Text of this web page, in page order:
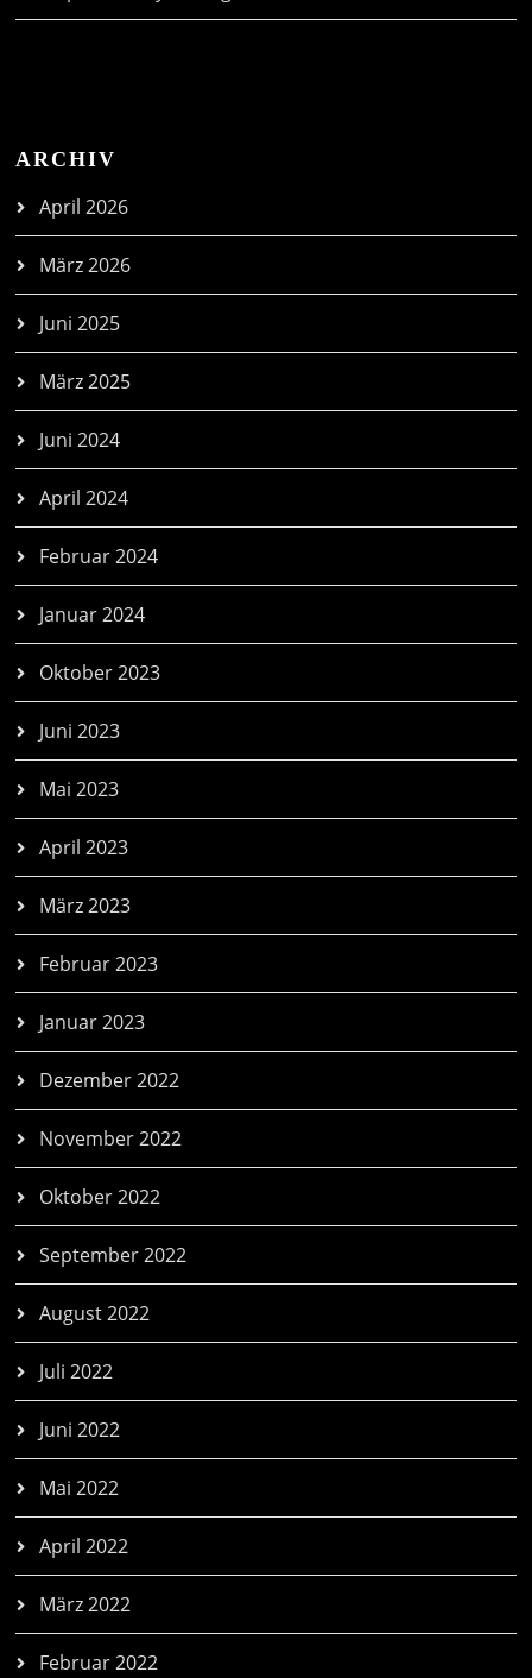
ARCHIV
April 2026
März 2026
Juni 2025
März 2025
Juni 2024
April 2024
Februar 2024
Januar 2024
Oktober 2023
Juni 2023
Mai 2023
April 2023
März 2023
Februar 2023
Januar 2023
Dezember 2022
November 2022
Oktober 2022
September 2022
August 2022
Juli 2022
Juni 2022
Mai 2022
April 2022
März 2022
Februar 2022